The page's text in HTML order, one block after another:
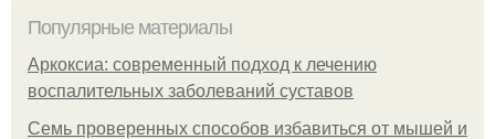
Популярные материалы
Аркоксиа: современный подход к лечению
воспалительных заболеваний суставов
Семь проверенных способов избавиться от мышей и